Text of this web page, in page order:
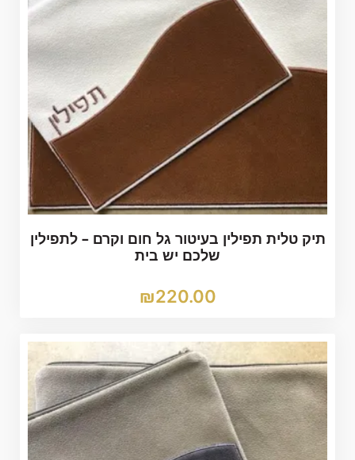
תיק טלית תפילין בעיטור גל חום וקרם – לתפילין
שלכם יש בית
₪220.00